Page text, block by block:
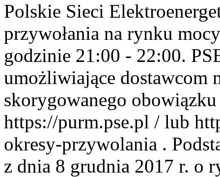
Polskie Sieci
przywołania na rynku
godzinie 21:00 - 22:00.
umożliwiające dostawcom
skorygowanego
https://purm.pse.pl / lub
okresy-przywolania .
z dnia 8 grudnia 2017 r. o